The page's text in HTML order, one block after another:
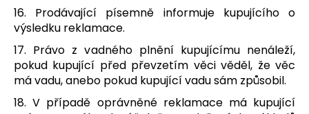
16. Prodávající písemně informuje kupujícího o
výsledku reklamace.
17. Právo z vadného plnění kupujícímu nenáleží,
pokud kupující před převzetím věci věděl, že věc
má vadu, anebo pokud kupující vadu sám způsobil.
18. V případě oprávněné reklamace má kupující